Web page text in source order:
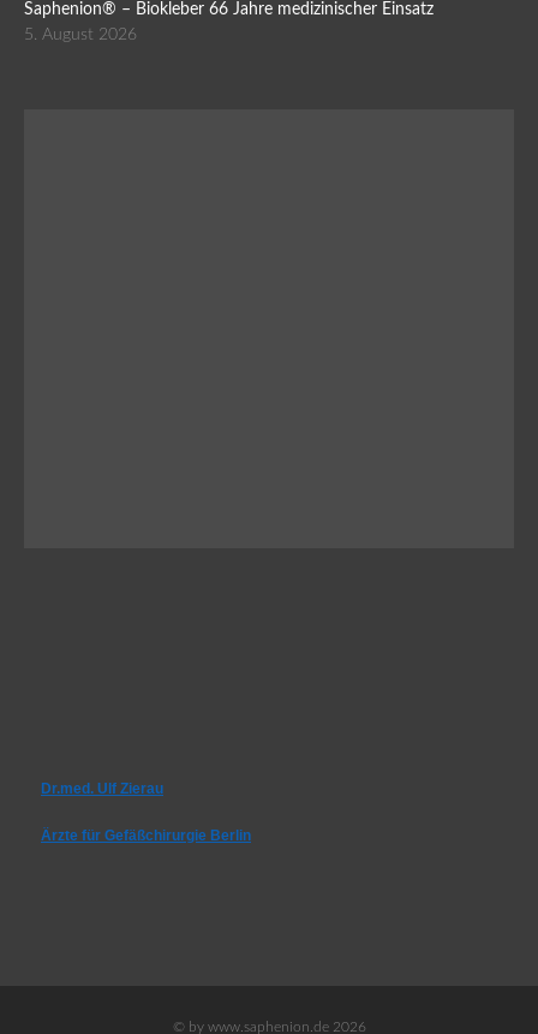
Saphenion® – Biokleber 66 Jahre medizinischer Einsatz
5. August 2026
Dr.med. Ulf Zierau
Ärzte für Gefäßchirurgie Berlin
© by www.saphenion.de 2026